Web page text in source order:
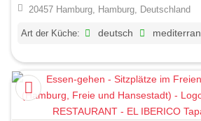
20457 Hamburg, Hamburg, Deutschland
Art der Küche: deutsch mediterran